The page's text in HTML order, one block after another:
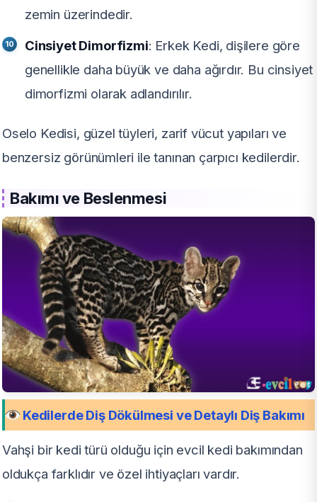
zemin üzerindedir.
Cinsiyet Dimorfizmi: Erkek Kedi, dişilere göre
genellikle daha büyük ve daha ağırdır. Bu cinsiyet
dimorfizmi olarak adlandırılır.
Oselo Kedisi, güzel tüyleri, zarif vücut yapıları ve
benzersiz görünümleri ile tanınan çarpıcı kedilerdir.
Bakımı ve Beslenmesi
Kedilerde Diş Dökülmesi ve Detaylı Diş Bakımı
Vahşi bir kedi türü olduğu için evcil kedi bakımından
oldukça farklıdır ve özel ihtiyaçları vardır.